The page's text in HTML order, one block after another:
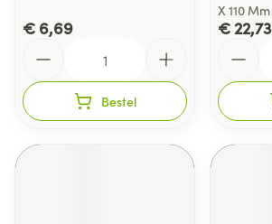
€ 6,69
Bestel
X 110 Mm
€ 22,73